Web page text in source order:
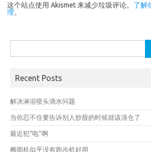
这个站点使用 Akismet 来减少垃圾评论。 了解
理。
索：
Recent Posts
解决淋浴喷头滴水问题
当你忍不住要告诉别人炒股的时候就该清仓了
最近犯“电”啊
椭圆机似乎没有跑步机好用